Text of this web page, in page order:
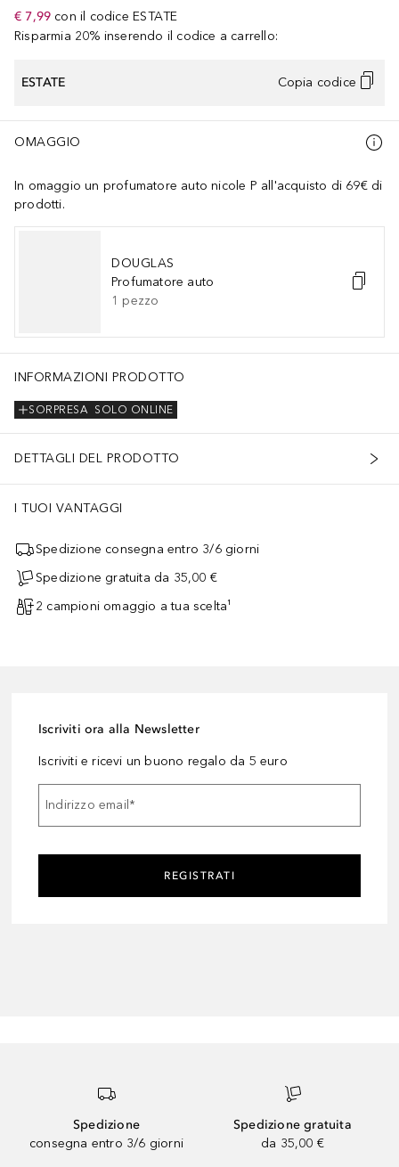
€ 7,99 con il codice ESTATE
Risparmia 20% inserendo il codice a carrello:
ESTATE Copia codice
OMAGGIO
In omaggio un profumatore auto nicole P all'acquisto di 69€ di
prodotti.
DOUGLAS
Profumatore auto
1 pezzo
INFORMAZIONI PRODOTTO
SOLO ONLINE
SORPRESA
DETTAGLI DEL PRODOTTO
I TUOI VANTAGGI
Spedizione consegna entro 3/6 giorni
Spedizione gratuita da 35,00 €
2 campioni omaggio a tua scelta¹
Iscriviti ora alla Newsletter
Iscriviti e ricevi un buono regalo da 5 euro
Indirizzo email*
REGISTRATI
Spedizione
consegna entro 3/6 giorni
Spedizione gratuita
da 35,00 €